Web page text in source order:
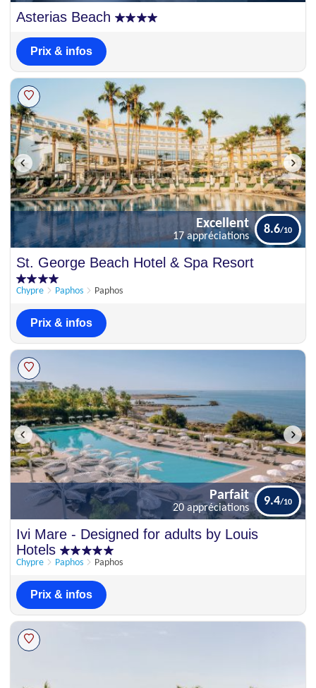
Asterias Beach
Prix & infos
Excellent
17 appréciations
St. George Beach Hotel & Spa Resort
Chypre Paphos Paphos
Excellent
17 appréciations
8.6
Prix & infos
Parfait
20 appréciations
Ivi Mare - Designed for adults by Louis
Hotels
Chypre Paphos Paphos
Parfait
20 appréciations
9.4
Prix & infos